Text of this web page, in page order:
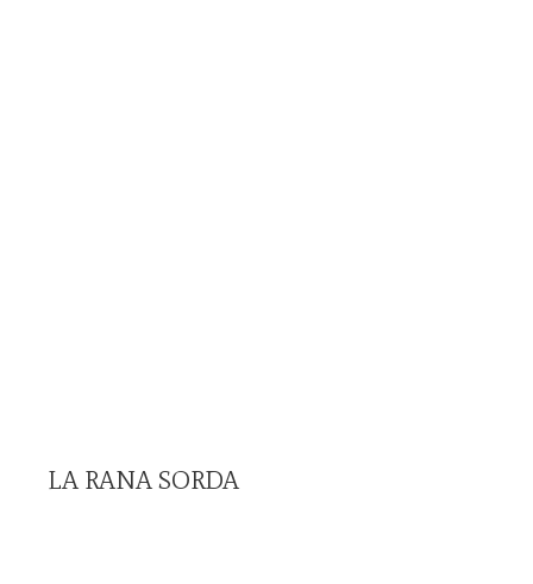
LA RANA SORDA